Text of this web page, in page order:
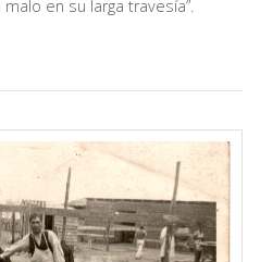
en su larga travesía”.